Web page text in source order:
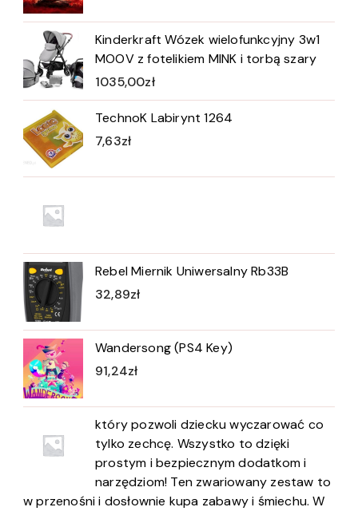
Kinderkraft Wózek wielofunkcyjny 3w1
MOOV z fotelikiem MINK i torbą szary
1035,00zł
TechnoK Labirynt 1264
7,63zł
Rebel Miernik Uniwersalny Rb33B
32,89zł
Wandersong (PS4 Key)
91,24zł
który pozwoli dziecku wyczarować co
tylko zechcę. Wszystko to dzięki
prostym i bezpiecznym dodatkom i
narzędziom! Ten zwariowany zestaw to
w przenośni i dosłownie kupa zabawy i śmiechu. W